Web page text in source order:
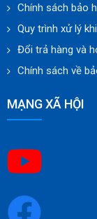
Chính sách bảo
Quy trình xử lý
Đổi trả hàng và
Chính sách về
MẠNG XÃ HỘI